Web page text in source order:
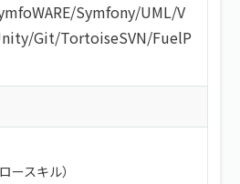
/Symfony/UML/V
/Git/TortoiseSVN/FuelP
ースキル）